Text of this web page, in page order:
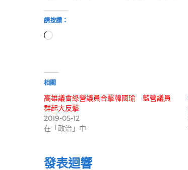
請按讚：
正
相關
高雄議會綠營議員合擊韓國瑜 藍營議員
群起大反擊
2019-05-12
在「政治」中
發表迴響